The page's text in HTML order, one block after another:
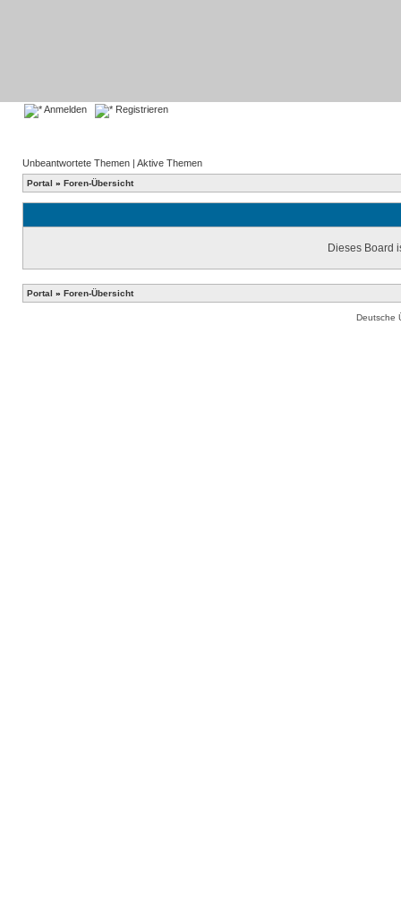
Anmelden Registrieren
Unbeantwortete Themen | Aktive Themen
Portal » Foren-Übersicht
Dieses Board
Portal » Foren-Übersicht
Deutsche